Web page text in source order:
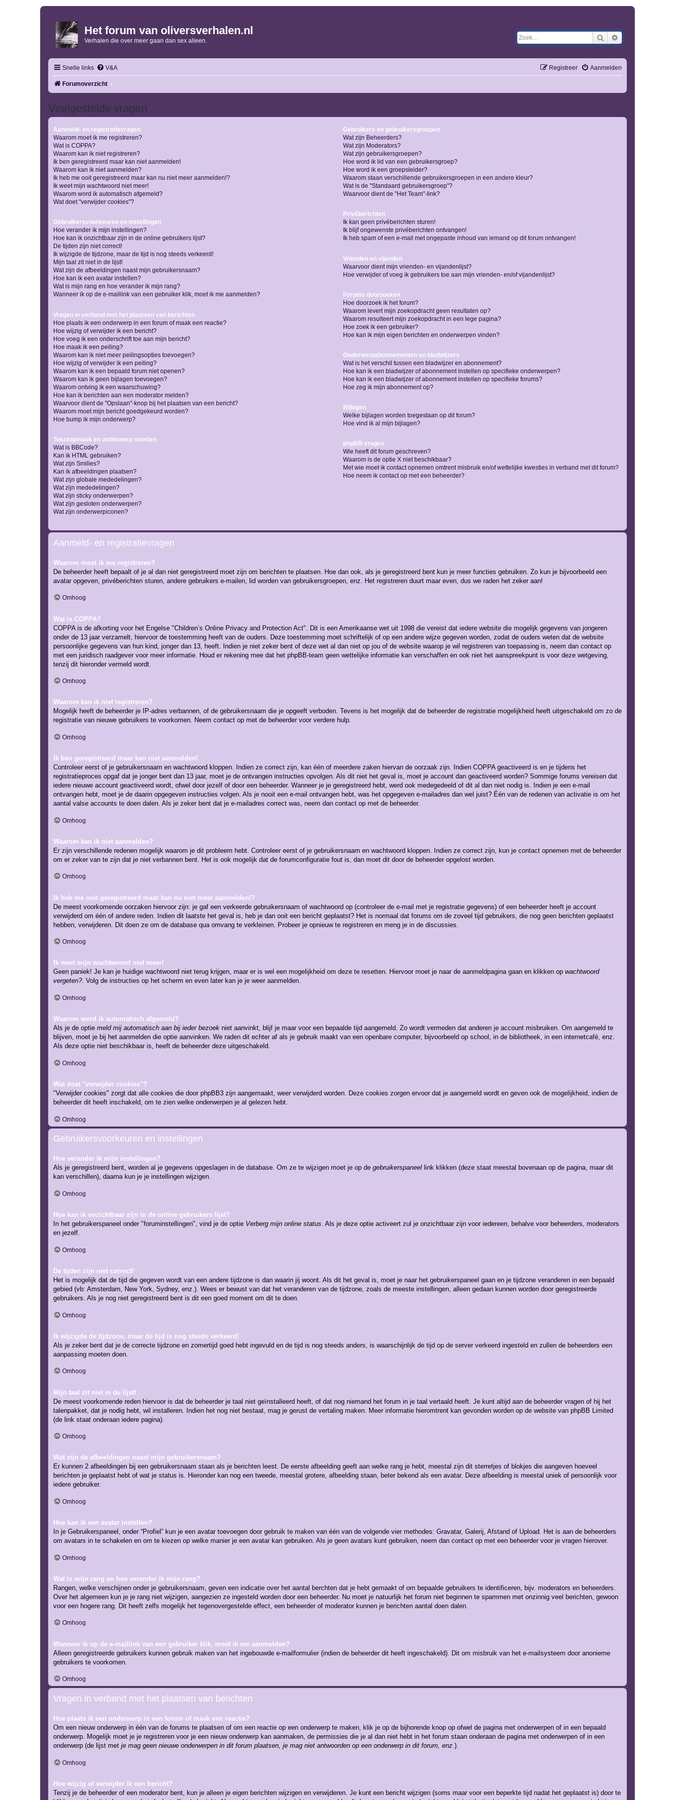
Het forum van oliversverhalen.nl
Verhalen die over meer gaan dan sex alleen. Zoek
Snelle links V&A Aanmelden
Registreer
Forumoverzicht
Veelgestelde vragen
Aanmeld- en registratievragen
Waarom moet ik me registreren?
Wat is COPPA?
Waarom kan ik niet registreren?
Ik ben geregistreerd maar kan niet aanmelden!
Waarom kan ik niet aanmelden?
Ik heb me ooit geregistreerd maar kan nu niet meer aanmelden!?
Ik weet mijn wachtwoord niet meer!
Waarom word ik automatisch afgemeld?
Wat doet "verwijder cookies"?
Gebruikersvoorkeuren en instellingen
Hoe verander ik mijn instellingen?
Hoe kan ik onzichtbaar zijn in de online gebruikers lijst?
De tijden zijn niet correct!
Ik wijzigde de tijdzone, maar de tijd is nog steeds verkeerd!
Mijn taal zit niet in de lijst!
Wat zijn de afbeeldingen naast mijn gebruikersnaam?
Hoe kan ik een avatar instellen?
Wat is mijn rang en hoe verander ik mijn rang?
Wanneer ik op de e-maillink van een gebruiker klik, moet ik me aanmelden?
Vragen in verband met het plaatsen van berichten
Hoe plaats ik een onderwerp in een forum of maak een reactie?
Hoe wijzig of verwijder ik een bericht?
Hoe voeg ik een onderschrift toe aan mijn bericht?
Hoe maak ik een peiling?
Waarom kan ik niet meer peilingsopties toevoegen?
Hoe wijzig of verwijder ik een peiling?
Waarom kan ik een bepaald forum niet openen?
Waarom kan ik geen bijlagen toevoegen?
Waarom ontving ik een waarschuwing?
Hoe kan ik berichten aan een moderator melden?
Waarvoor dient de "Opslaan"-knop bij het plaatsen van een bericht?
Waarom moet mijn bericht goedgekeurd worden?
Hoe bump ik mijn onderwerp?
Tekstopmaak en onderwerp soorten
Wat is BBCode?
Kan ik HTML gebruiken?
Wat zijn Smilies?
Kan ik afbeeldingen plaatsen?
Wat zijn globale mededelingen?
Wat zijn mededelingen?
Wat zijn sticky onderwerpen?
Wat zijn gesloten onderwerpen?
Wat zijn onderwerpiconen?
Gebruikers en gebruikersgroepen
Wat zijn Beheerders?
Wat zijn Moderators?
Wat zijn gebruikersgroepen?
Hoe word ik lid van een gebruikersgroep?
Hoe word ik een groepsleider?
Waarom staan verschillende gebruikersgroepen in een andere kleur?
Wat is de "Standaard gebruikersgroep"?
Waarvoor dient de "Het Team"-link?
Privéberichten
Ik kan geen privéberichten sturen!
Ik blijf ongewenste privéberichten ontvangen!
Ik heb spam of een e-mail met ongepaste inhoud van iemand op dit forum ontvangen!
Vrienden en vijanden
Waarvoor dient mijn vrienden- en vijandenlijst?
Hoe verwijder of voeg ik gebruikers toe aan mijn vrienden- en/of vijandenlijst?
Forums doorzoeken
Hoe doorzoek ik het forum?
Waarom levert mijn zoekopdracht geen resultaten op?
Waarom resulteert mijn zoekopdracht in een lege pagina?
Hoe zoek ik een gebruiker?
Hoe kan ik mijn eigen berichten en onderwerpen vinden?
Onderwerpabonnementen en bladwijzers
Wat is het verschil tussen een bladwijzer en abonnement?
Hoe kan ik een bladwijzer of abonnement instellen op specifieke onderwerpen?
Hoe kan ik een bladwijzer of abonnement instellen op specifieke forums?
Hoe zeg ik mijn abonnement op?
Bijlagen
Welke bijlagen worden toegestaan op dit forum?
Hoe vind ik al mijn bijlagen?
phpBB vragen
Wie heeft dit forum geschreven?
Waarom is de optie X niet beschikbaar?
Met wie moet ik contact opnemen omtrent misbruik en/of wettelijke kwesties in verband met dit forum?
Hoe neem ik contact op met een beheerder?
Aanmeld- en registratievragen
Waarom moet ik me registreren?
De beheerder heeft bepaalt of je al dan niet geregistreerd moet zijn om berichten te plaatsen. Hoe dan ook, als je geregistreerd bent kun je meer functies gebruiken. Zo kun je bijvoorbeeld een
avatar opgeven, privéberichten sturen, andere gebruikers e-mailen, lid worden van gebruikersgroepen, enz. Het registreren duurt maar even, dus we raden het zeker aan!
Omhoog
Wat is COPPA?
COPPA is de afkorting voor het Engelse "Children’s Online Privacy and Protection Act". Dit is een Amerikaanse wet uit 1998 die vereist dat iedere website die mogelijk gegevens van jongeren
onder de 13 jaar verzamelt, hiervoor de toestemming heeft van de ouders. Deze toestemming moet schriftelijk of op een andere wijze gegeven worden, zodat de ouders weten dat de website
persoonlijke gegevens van hun kind, jonger dan 13, heeft. Indien je niet zeker bent of deze wet al dan niet op jou of de website waarop je wil registreren van toepassing is, neem dan contact op
met een juridisch raadgever voor meer informatie. Houd er rekening mee dat het phpBB-team geen wettelijke informatie kan verschaffen en ook niet het aanspreekpunt is voor deze wetgeving,
tenzij dit hieronder vermeld wordt.
Omhoog
Waarom kan ik niet registreren?
Mogelijk heeft de beheerder je IP-adres verbannen, of de gebruikersnaam die je opgeeft verboden. Tevens is het mogelijk dat de beheerder de registratie mogelijkheid heeft uitgeschakeld om zo de
registratie van nieuwe gebruikers te voorkomen. Neem contact op met de beheerder voor verdere hulp.
Omhoog
Ik ben geregistreerd maar kan niet aanmelden!
Controleer eerst of je gebruikersnaam en wachtwoord kloppen. Indien ze correct zijn, kan één of meerdere zaken hiervan de oorzaak zijn. Indien COPPA geactiveerd is en je tijdens het
registratieproces opgaf dat je jonger bent dan 13 jaar, moet je de ontvangen instructies opvolgen. Als dit niet het geval is, moet je account dan geactiveerd worden? Sommige forums vereisen dat
iedere nieuwe account geactiveerd wordt, ofwel door jezelf of door een beheerder. Wanneer je je geregistreerd hebt, werd ook medegedeeld of dit al dan niet nodig is. Indien je een e-mail
ontvangen hebt, moet je de daarin opgegeven instructies volgen. Als je nooit een e-mail ontvangen hebt, was het opgegeven e-mailadres dan wel juist? Één van de redenen van activatie is om het
aantal valse accounts te doen dalen. Als je zeker bent dat je e-mailadres correct was, neem dan contact op met de beheerder.
Omhoog
Waarom kan ik niet aanmelden?
Er zijn verschillende redenen mogelijk waarom je dit probleem hebt. Controleer eerst of je gebruikersnaam en wachtwoord kloppen. Indien ze correct zijn, kun je contact opnemen met de beheerder
om er zeker van te zijn dat je niet verbannen bent. Het is ook mogelijk dat de forumconfiguratie fout is, dan moet dit door de beheerder opgelost worden.
Omhoog
Ik heb me ooit geregistreerd maar kan nu niet meer aanmelden!?
De meest voorkomende oorzaken hiervoor zijn: je gaf een verkeerde gebruikersnaam of wachtwoord op (controleer de e-mail met je registratie gegevens) of een beheerder heeft je account
verwijderd om één of andere reden. Indien dit laatste het geval is, heb je dan ooit een bericht geplaatst? Het is normaal dat forums om de zoveel tijd gebruikers, die nog geen berichten geplaatst
hebben, verwijderen. Dit doen ze om de database qua omvang te verkleinen. Probeer je opnieuw te registreren en meng je in de discussies.
Omhoog
Ik weet mijn wachtwoord niet meer!
Geen paniek! Je kan je huidige wachtwoord niet terug krijgen, maar er is wel een mogelijkheid om deze te resetten. Hiervoor moet je naar de aanmeldpagina gaan en klikken op wachtwoord
vergeten?. Volg de instructies op het scherm en even later kan je je weer aanmelden.
Omhoog
Waarom word ik automatisch afgemeld?
Als je de optie meld mij automatisch aan bij ieder bezoek niet aanvinkt, blijf je maar voor een bepaalde tijd aangemeld. Zo wordt vermeden dat anderen je account misbruiken. Om aangemeld te
blijven, moet je bij het aanmelden die optie aanvinken. We raden dit echter af als je gebruik maakt van een openbare computer, bijvoorbeeld op school, in de bibliotheek, in een internetcafé, enz.
Als deze optie niet beschikbaar is, heeft de beheerder deze uitgeschakeld.
Omhoog
Wat doet "verwijder cookies"?
"Verwijder cookies" zorgt dat alle cookies die door phpBB3 zijn aangemaakt, weer verwijderd worden. Deze cookies zorgen ervoor dat je aangemeld wordt en geven ook de mogelijkheid, indien de
beheerder dit heeft inschakeld, om te zien welke onderwerpen je al gelezen hebt.
Omhoog
Gebruikersvoorkeuren en instellingen
Hoe verander ik mijn instellingen?
Als je geregistreerd bent, worden al je gegevens opgeslagen in de database. Om ze te wijzigen moet je op de gebruikerspaneel link klikken (deze staat meestal bovenaan op de pagina, maar dit
kan verschillen), daarna kun je je instellingen wijzigen.
Omhoog
Hoe kan ik onzichtbaar zijn in de online gebruikers lijst?
In het gebruikerspaneel onder "foruminstellingen", vind je de optie Verberg mijn online status. Als je deze optie activeert zul je onzichtbaar zijn voor iedereen, behalve voor beheerders, moderators
en jezelf.
Omhoog
De tijden zijn niet correct!
Het is mogelijk dat de tijd die gegeven wordt van een andere tijdzone is dan waarin jij woont. Als dit het geval is, moet je naar het gebruikerspaneel gaan en je tijdzone veranderen in een bepaald
gebied (vb: Amsterdam, New York, Sydney, enz.). Wees er bewust van dat het veranderen van de tijdzone, zoals de meeste instellingen, alleen gedaan kunnen worden door geregistreerde
gebruikers. Als je nog niet geregistreerd bent is dit een goed moment om dit te doen.
Omhoog
Ik wijzigde de tijdzone, maar de tijd is nog steeds verkeerd!
Als je zeker bent dat je de correcte tijdzone en zomertijd goed hebt ingevuld en de tijd is nog steeds anders, is waarschijnlijk de tijd op de server verkeerd ingesteld en zullen de beheerders een
aanpassing moeten doen.
Omhoog
Mijn taal zit niet in de lijst!
De meest voorkomende reden hiervoor is dat de beheerder je taal niet geïnstalleerd heeft, of dat nog niemand het forum in je taal vertaald heeft. Je kunt altijd aan de beheerder vragen of hij het
talenpakket, dat je nodig hebt, wil installeren. Indien het nog niet bestaat, mag je gerust de vertaling maken. Meer informatie hieromtrent kan gevonden worden op de website van phpBB Limited
(de link staat onderaan iedere pagina).
Omhoog
Wat zijn de afbeeldingen naast mijn gebruikersnaam?
Er kunnen 2 afbeeldingen bij een gebruikersnaam staan als je berichten leest. De eerste afbeelding geeft aan welke rang je hebt, meestal zijn dit sterretjes of blokjes die aangeven hoeveel
berichten je geplaatst hebt of wat je status is. Hieronder kan nog een tweede, meestal grotere, afbeelding staan, beter bekend als een avatar. Deze afbeelding is meestal uniek of persoonlijk voor
iedere gebruiker.
Omhoog
Hoe kan ik een avatar instellen?
In je Gebruikerspaneel, onder “Profiel” kun je een avatar toevoegen door gebruik te maken van één van de volgende vier methodes: Gravatar, Galerij, Afstand of Upload. Het is aan de beheerders
om avatars in te schakelen en om te kiezen op welke manier je een avatar kan gebruiken. Als je geen avatars kunt gebruiken, neem dan contact op met een beheerder voor je vragen hierover.
Omhoog
Wat is mijn rang en hoe verander ik mijn rang?
Rangen, welke verschijnen onder je gebruikersnaam, geven een indicatie over het aantal berchten dat je hebt gemaakt of om bepaalde gebruikers te identificeren, bijv. moderators en beheerders.
Over het algemeen kun je je rang niet wijzigen, aangezien ze ingesteld worden door een beheerder. Nu moet je natuurlijk het forum niet beginnen te spammen met onzinnig veel berichten, gewoon
voor een hogere rang. Dit heeft zelfs mogelijk het tegenovergestelde effect, een beheerder of moderator kunnen je berichten aantal doen dalen.
Omhoog
Wanneer ik op de e-maillink van een gebruiker klik, moet ik me aanmelden?
Alleen geregistreerde gebruikers kunnen gebruik maken van het ingebouwde e-mailformulier (indien de beheerder dit heeft ingeschakeld). Dit om misbruik van het e-mailsysteem door anonieme
gebruikers te voorkomen.
Omhoog
Vragen in verband met het plaatsen van berichten
Hoe plaats ik een onderwerp in een forum of maak een reactie?
Om een nieuw onderwerp in één van de forums te plaatsen of om een reactie op een onderwerp te maken, klik je op de bijhorende knop op ofwel de pagina met onderwerpen of in een bepaald
onderwerp. Mogelijk moet je je registreren voor je een nieuw onderwerp kan aanmaken, de permissies die je al dan niet hebt in het forum staan onderaan de pagina met onderwerpen of in een
onderwerp (de lijst met je mag geen nieuwe onderwerpen in dit forum plaatsen, je mag niet antwoorden op een onderwerp in dit forum, enz.).
Omhoog
Hoe wijzig of verwijder ik een bericht?
Tenzij je de beheerder of een moderator bent, kun je alleen je eigen berichten wijzigen en verwijderen. Je kunt een bericht wijzigen (soms maar voor een beperkte tijd nadat het geplaatst is) door te